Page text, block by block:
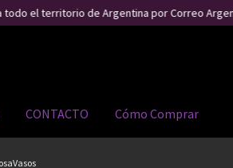
todo el territorio de Argentina por Correo
CONTACTO Cómo Comprar